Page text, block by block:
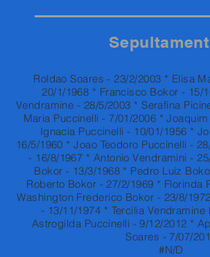
Roldao Soares - 23/2/2003 * Elisa
20/1/1968 * Francisco Bokor - 15/
Vendramine - 28/5/2003 * Serafina
Maria Puccinelli - 7/01/2006 *
Ignacia Puccinelli - 10/01/1956 *
16/5/1960 * Joao Teodoro Puccinelli -
- 16/8/1967 * Antonio Vendramini -
Bokor - 13/3/1968 * Pedro Luiz
Roberto Bokor - 27/2/1969 * Florinda
Washington Frederico Bokor - 23/8/
- 13/11/1974 * Tercilia
Astrogilda Puccinelli - 9/12/2012 *
Soares - 7/07/
#N/D